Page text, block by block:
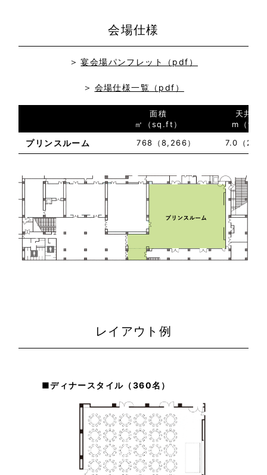
会場仕様
宴会場パンフレット（pdf）
会場仕様一覧（pdf）
面積
㎡（sq.ft）
天井高
m（ft）
プリンスルーム 768（8,266） 7.0（22
レイアウト例
■ディナースタイル（360名）